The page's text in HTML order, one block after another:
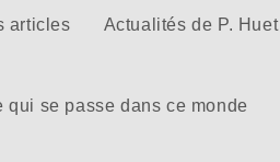
articles Actualités de P. Huet
qui se passe dans ce monde